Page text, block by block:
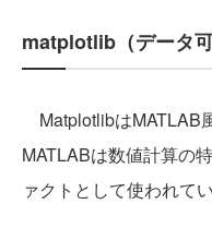
matplotlib（データ可
MatplotlibはMATLAB
MATLABは数値計算の
ァクトとして使われて